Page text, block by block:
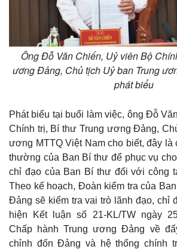
Ông Đỗ Văn Chiến, Uỷ viên Bộ
ương Đảng, Chủ tịch Uỷ ban Trung
phát biểu
Phát biểu tại buổi làm việc, ông Đỗ
Chính trị, Bí thư Trung ương Đảng,
ương MTTQ Việt Nam cho biết, đây là
thường của Ban Bí thư để phục vụ
chỉ đạo của Ban Bí thư đối với công
Theo kế hoạch, Đoàn kiểm tra của
Đảng sẽ kiểm tra vai trò lãnh đạo, chỉ
hiện Kết luận số 21-KL/TW ngày
Chấp hành Trung ương Đảng về
chỉnh đốn Đảng và hệ thống chính